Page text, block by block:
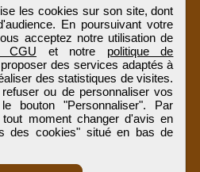
les cookies sur son site, dont
En poursuivant votre
acceptez notre utilisation de
et notre politique de
des services adaptés à
des statistiques de visites.
ou de personnaliser vos
bouton "Personnaliser". Par
moment changer d'avis en
des cookies" situé en bas de